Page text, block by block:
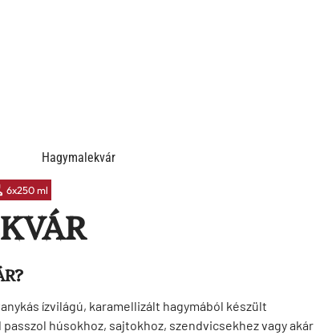
6x250 ml
ízvilágú, karamellizált hagymából készült
húsokhoz, sajtokhoz, szendvicsekhez vagy akár